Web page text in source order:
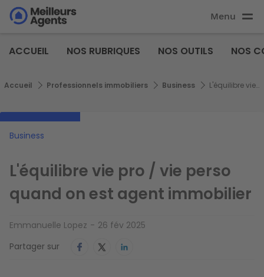
Aller
au
principal
Aller au
principal
Menu
Agents
ACCUEIL NOS RUBRIQUES NOS OUTILS NOS
Fil d'Ariane
Accueil Professionnels immobiliers Business L'équilibre vie pro / vie perso quand on est agent immobilier
Business
L'équilibre vie pro / vie perso
quand on est agent immobilier
Emmanuelle Lopez
26 fév 2025
Partager sur